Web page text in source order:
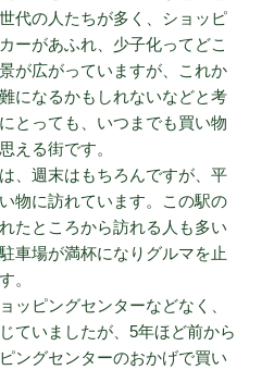
代の人たちが多く、ショッピ
ーがあふれ、少子化ってどこ
が広がっていますが、これか
になるかもしれないなどと考
とっても、いつまでも買い物
える街です。
、週末はもちろんですが、平
物に訪れています。この駅の
たところから訪れる人も多い
車場が満杯になりグルマを止
。
ッピングセンターなどなく、
ていましたが、5年ほど前から
ングセンターのおかげで買い